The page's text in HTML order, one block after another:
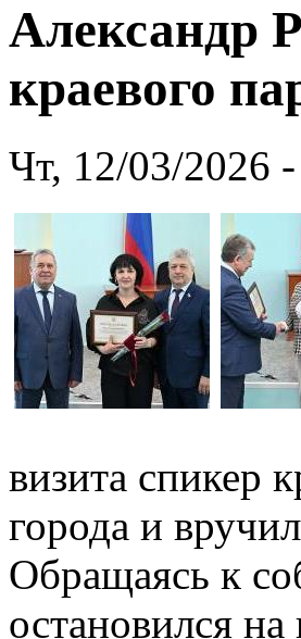
Александр
краевого
Чт, 12/03/2026
визита спикер
города и
Обращаясь к
остановился